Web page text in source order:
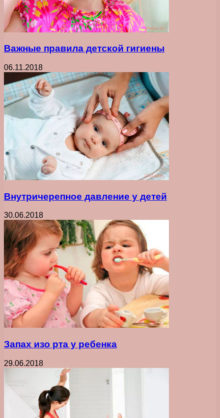
Важные правила детской гигиены
06.11.2018
Внутричерепное давление у детей
30.06.2018
Запах изо рта у ребенка
29.06.2018